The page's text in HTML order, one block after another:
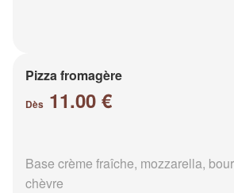
Pizza fromagère
Dès 11.00 €
Base crème fraîche, mozzarella,
chèvre